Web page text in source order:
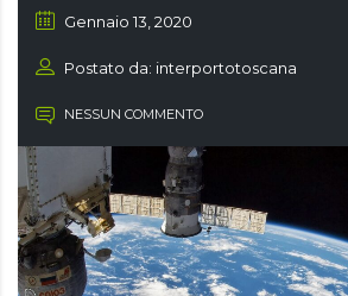
Gennaio 13, 2020
Postato da: interportotoscana
NESSUN COMMENTO